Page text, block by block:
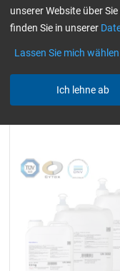
gelblich-
Epoxidharz L
unserer Website über
finden Sie in unserer
Lassen Sie mich wählen
Ich lehne ab